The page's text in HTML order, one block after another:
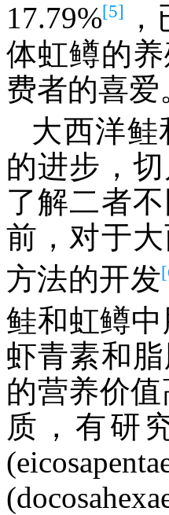
17.79%[5]
体虹鳟的
费者的喜爱
大西洋
的进步，
了解二者
前，对于
方法的开发
鲑和虹鳟
虾青素和
的营养价
质，有研